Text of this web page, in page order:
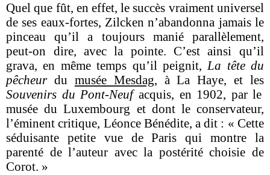
Quel que fût, en effet, le succès vraiment universel
de ses eaux-fortes, Zilcken n’abandonna jamais le
pinceau qu’il a toujours manié parallèlement,
peut-on dire, avec la pointe. C’est ainsi qu’il
grava, en même temps qu’il peignit, La tête du
pêcheur du musée Mesdag, à La Haye, et les
Souvenirs du Pont-Neufacquis, en 1902, par le
musée du Luxembourg et dont le conservateur,
l’éminent critique, Léonce Bénédite, a dit : « Cette
séduisante petite vue de Paris qui montre la
parenté de l’auteur avec la postérité choisie de
Corot. »